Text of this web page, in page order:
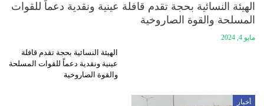
الهيئة النسائية بحجة تقدم قافلة عينية ونقدية دعماً للقوات
المسلحة والقوة الصاروخية
مايو 4, 2024
الهيئة النسائية بحجة تقدم قافلة
عينية ونقدية دعماً للقوات المسلحة
والقوة الصاروخية
أخبار